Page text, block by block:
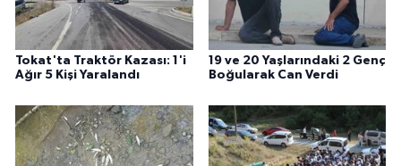
Tokat'ta Traktör Kazası: 1'i
Ağır 5 Kişi Yaralandı
19 ve 20 Yaşlarındaki 2 Genç
Boğularak Can Verdi